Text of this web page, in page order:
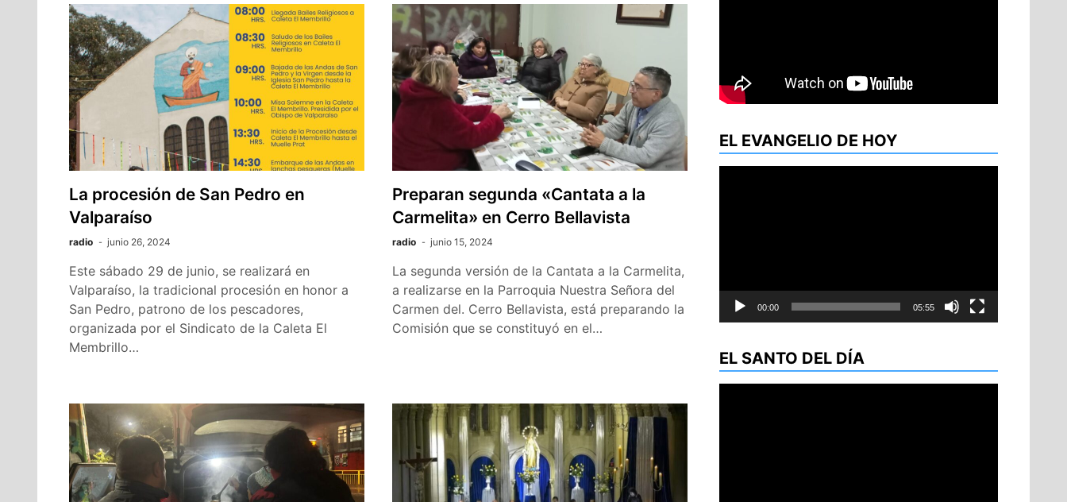
La procesión de San Pedro en
Valparaíso
radio junio 26, 2024
Este sábado 29 de junio, se realizará en
Valparaíso, la tradicional procesión en honor a
San Pedro, patrono de los pescadores,
organizada por el Sindicato de la Caleta El
Membrillo…
Preparan segunda «Cantata a la
Carmelita» en Cerro Bellavista
radio junio 15, 2024
La segunda versión de la Cantata a la Carmelita,
a realizarse en la Parroquia Nuestra Señora del
Carmen del. Cerro Bellavista, está preparando la
Comisión que se constituyó en el…
EL EVANGELIO DE HOY
00:00 05:55
EL SANTO DEL DÍA